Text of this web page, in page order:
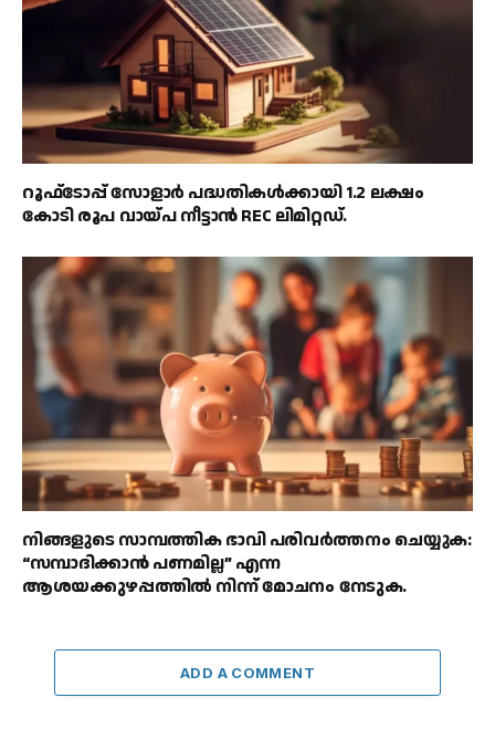
റൂഫ്‌ടോപ്പ് സോളാർ പദ്ധതികൾക്കായി 1.2 ലക്ഷം
കോടി രൂപ വായ്പ നീട്ടാൻ REC ലിമിറ്റഡ്.
നിങ്ങളുടെ സാമ്പത്തിക ഭാവി പരിവർത്തനം ചെയ്യുക:
“സമ്പാദിക്കാൻ പണമില്ല” എന്ന
ആശയക്കുഴപ്പത്തിൽ നിന്ന് മോചനം നേടുക.
ADD A COMMENT